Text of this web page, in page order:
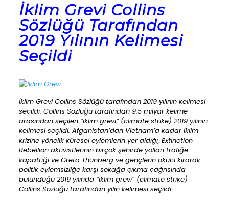
İklim Grevi Collins
Sözlüğü Tarafından
2019 Yılının Kelimesi
Seçildi
İklim Grevi Collins Sözlüğü tarafından 2019 yılının kelimesi
seçildi. Collins Sözlüğü tarafından 9.5 milyar kelime
arasından seçilen “iklim grevi” (climate strike) 2019 yılının
kelimesi seçildi. Afganistan’dan Vietnam’a kadar iklim
krizine yönelik küresel eylemlerin yer aldığı, Extinction
Rebellion aktivistlerinin birçok şehirde yolları trafiğe
kapattığı ve Greta Thunberg ve gençlerin okulu kırarak
politik eylemsizliğe karşı sokağa çıkma çağrısında
bulunduğu 2019 yılında “iklim grevi” (climate strike)
Collins Sözlüğü tarafından yılın kelimesi seçildi.